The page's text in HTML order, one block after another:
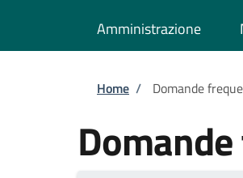
Amministrazione
Briciole di
Home / Domande